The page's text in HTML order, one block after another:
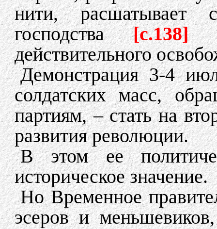
нити, расшатывает
господства[c.138]
действительного
Демонстрация 3-4
солдатских масс,
партиям, – стать на
развития революции.
В этом ее
историческое значение.
Но Временное
эсеров и